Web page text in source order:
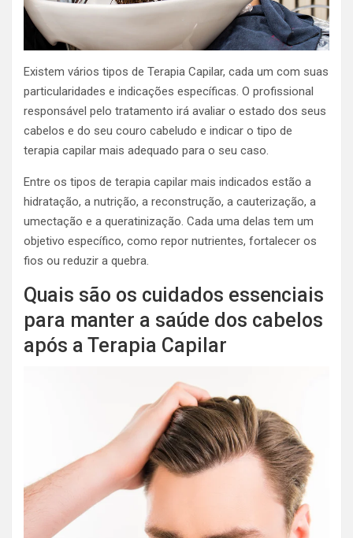
Existem vários tipos de Terapia Capilar, cada um com suas
particularidades e indicações específicas. O profissional
responsável pelo tratamento irá avaliar o estado dos seus
cabelos e do seu couro cabeludo e indicar o tipo de
terapia capilar mais adequado para o seu caso.
Entre os tipos de terapia capilar mais indicados estão a
hidratação, a nutrição, a reconstrução, a cauterização, a
umectação e a queratinização. Cada uma delas tem um
objetivo específico, como repor nutrientes, fortalecer os
fios ou reduzir a quebra.
Quais são os cuidados essenciais
para manter a saúde dos cabelos
após a Terapia Capilar